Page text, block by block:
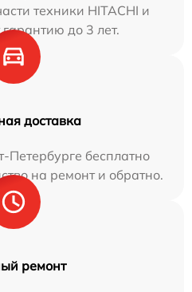
техники HITACHI и
до 3 лет.
доставка
бесплатно
на ремонт и обратно.
ремонт